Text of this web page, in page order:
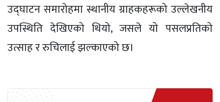
उद्घाटन समारोहमा स्थानीय ग्राहकहरूको उल्लेखनीय
उपस्थिति देखिएको थियो, जसले यो पसलप्रतिको
उत्साह र रुचिलाई झल्काएको छ।